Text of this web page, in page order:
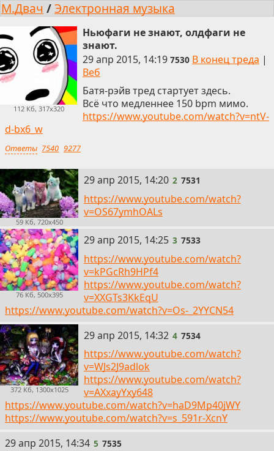
М.Двач /Электронная музыка
112 Кб, 317x320
Ньюфаги не знают, олдфаги не
знают.
29 апр 2015, 14:19 7530 В конец треда |
Веб
Батя-рэйв тред стартует здесь.
Всё что медленнее 150 bpm мимо.
https://www.youtube.com/watch?v=ntV-
d-bx6_w
Ответы 7540 9277
59 Кб, 720x450
2
29 апр 2015, 14:20 2 7531
https://www.youtube.com/watch?
v=OS67ymhOALs
76 Кб, 500x395
3
29 апр 2015, 14:25 3 7533
https://www.youtube.com/watch?
v=kPGcRh9HPf4
https://www.youtube.com/watch?
v=XXGTs3KkEqU
https://www.youtube.com/watch?v=Os-_2YYCN54
372 Кб, 1300x1025
4
29 апр 2015, 14:32 4 7534
https://www.youtube.com/watch?
v=WJs2J9adlok
https://www.youtube.com/watch?
v=AXxayYxy648
https://www.youtube.com/watch?v=haD9Mp40jWY
https://www.youtube.com/watch?v=s_591r-XcnY
5
29 апр 2015, 14:34 5 7535